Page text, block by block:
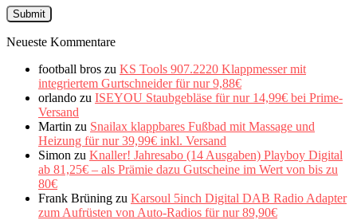
Neueste Kommentare
football bros zu KS Tools 907.2220 Klappmesser mit
integriertem Gurtschneider für nur 9,88€
orlando zu ISEYOU Staubgebläse für nur 14,99€ bei Prime-
Versand
Martin zu Snailax klappbares Fußbad mit Massage und
Heizung für nur 39,99€ inkl. Versand
Simon zu Knaller! Jahresabo (14 Ausgaben) Playboy Digital
ab 81,25€ – als Prämie dazu Gutscheine im Wert von bis zu
80€
Frank Brüning zu Karsoul 5inch Digital DAB Radio Adapter
zum Aufrüsten von Auto-Radios für nur 89,90€